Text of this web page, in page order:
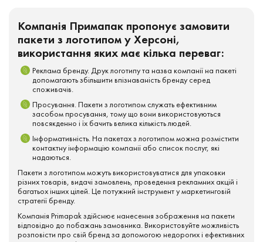
Компанія Примапак пропонує замовити
пакети з логотипом у Херсоні,
використання яких має кілька переваг:
Реклама бренду. Друк логотипу та назва компанії на пакеті
допомагають збільшити впізнаваність бренду серед
споживачів.
Просування. Пакети з логотипом служать ефективним
засобом просування, тому що вони використовуються
повсякденно і їх бачить велика кількість людей.
Інформативність. На пакетах з логотипом можна розмістити
контактну інформацію компанії або список послуг, які
надаються.
Пакети з логотипом можуть використовуватися для упаковки
різних товарів, видачі замовлень, проведення рекламних акцій і
багатьох інших цілей. Це потужний інструмент у маркетинговій
стратегії бренду.
Компанія Primapak здійснює нанесення зображення на пакети
відповідно до побажань замовника. Використовуйте можливість
розповісти про свій бренд за допомогою недорогих і ефективних